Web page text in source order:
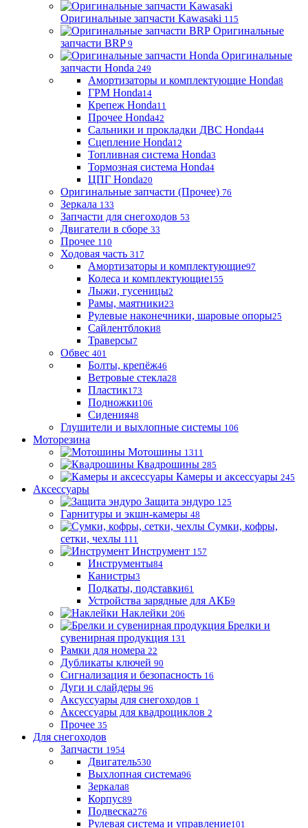
Оригинальные запчасти Kawasaki 115
Оригинальные
запчасти BRP 9
Оригинальные
запчасти Honda 249
Амортизаторы и комплектующие Honda8
ГРМ Honda14
Крепеж Honda11
Прочее Honda42
Сальники и прокладки ДВС Honda44
Сцепление Honda12
Топливная система Honda3
Тормозная система Honda4
ЦПГ Honda20
Оригинальные запчасти (Прочее) 76
Зеркала 133
Запчасти для снегоходов 53
Двигатели в сборе 33
Прочее 110
Ходовая часть 317
Амортизаторы и комплектующие97
Колеса и комплектующие155
Лыжи, гусеницы2
Рамы, маятники23
Рулевые наконечники, шаровые опоры25
Сайлентблоки8
Траверсы7
Обвес 401
Болты, крепёж46
Ветровые стекла28
Пластик173
Подножки106
Сидения48
Глушители и выхлопные системы 106
Моторезина
Мотошины 1311
Квадрошины 285
Камеры и аксессуары 245
Аксессуары
Защита эндуро 125
Гарнитуры и экшн-камеры 48
Сумки, кофры,
сетки, чехлы 111
Инструмент 157
Инструменты84
Канистры3
Подкаты, подставки61
Устройства зарядные для АКБ9
Наклейки 206
Брелки и
сувенирная продукция 131
Рамки для номера 22
Дубликаты ключей 90
Сигнализация и безопасность 16
Дуги и слайдеры 96
Аксуссуары для снегоходов 1
Аксессуары для квадроциклов 2
Прочее 35
Для снегоходов
Запчасти 1954
Двигатель530
Выхлопная система96
Зеркала8
Корпус89
Подвеска276
Рулевая система и управление101